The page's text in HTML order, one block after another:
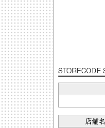
店舗名